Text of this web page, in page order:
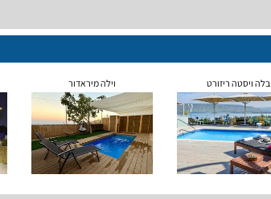
בלה ויסטה ריזורט וילה מיראדור